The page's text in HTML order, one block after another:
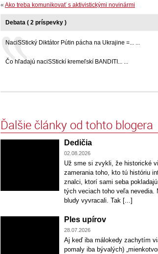
« Ako treba komunikovať s aktivistickými novinármi
Debata ( 2 príspevky )
NaciSStický Diktátor Pútin pácha na Ukrajine =... ...
Čo hľadajú naciSStickí kremeľskí BANDITI... ...
Ďalšie články od tohto blogera
Dedičia
02.08.2026
Už sme si zvykli, že historické
zamerania toho, kto tú históriu
znalci, ktorí sami seba
tých veciach toho veľa nevedia.
bludy vyvracali. Tak [...]
Ples upírov
28.07.2026
Aj keď iba málokedy zachytím
pomaly iba bývalých)